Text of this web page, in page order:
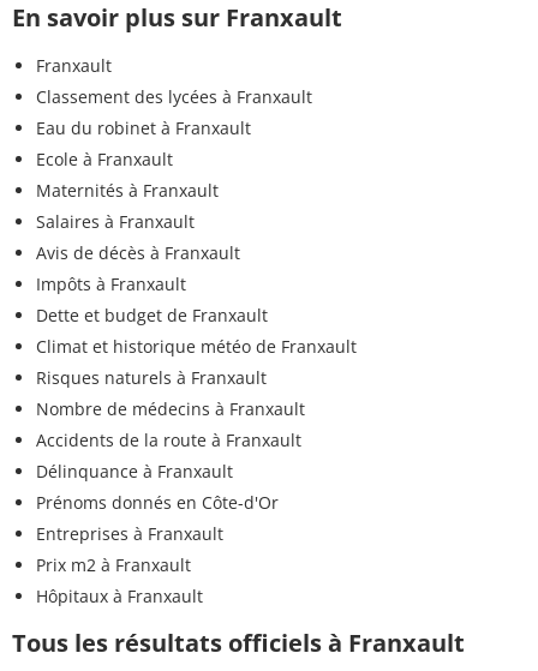
En savoir plus sur Franxault
Franxault
Classement des lycées à Franxault
Eau du robinet à Franxault
Ecole à Franxault
Maternités à Franxault
Salaires à Franxault
Avis de décès à Franxault
Impôts à Franxault
Dette et budget de Franxault
Climat et historique météo de Franxault
Risques naturels à Franxault
Nombre de médecins à Franxault
Accidents de la route à Franxault
Délinquance à Franxault
Prénoms donnés en Côte-d'Or
Entreprises à Franxault
Prix m2 à Franxault
Hôpitaux à Franxault
Tous les résultats officiels à Franxault